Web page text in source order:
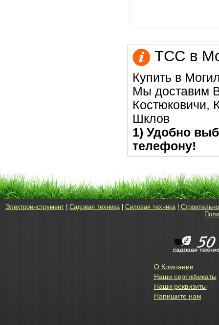
ТСС в
Купить в
Мы доставим
Костюковичи,
Шклов
1) Удобно
телефону!
Электроинструмент| Садовая техника| Силовая техника|
О Компании
Наши сертификаты
Наши реквизиты
Напишите нам